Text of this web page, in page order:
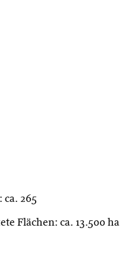
265
Flächen: ca. 13.500 ha